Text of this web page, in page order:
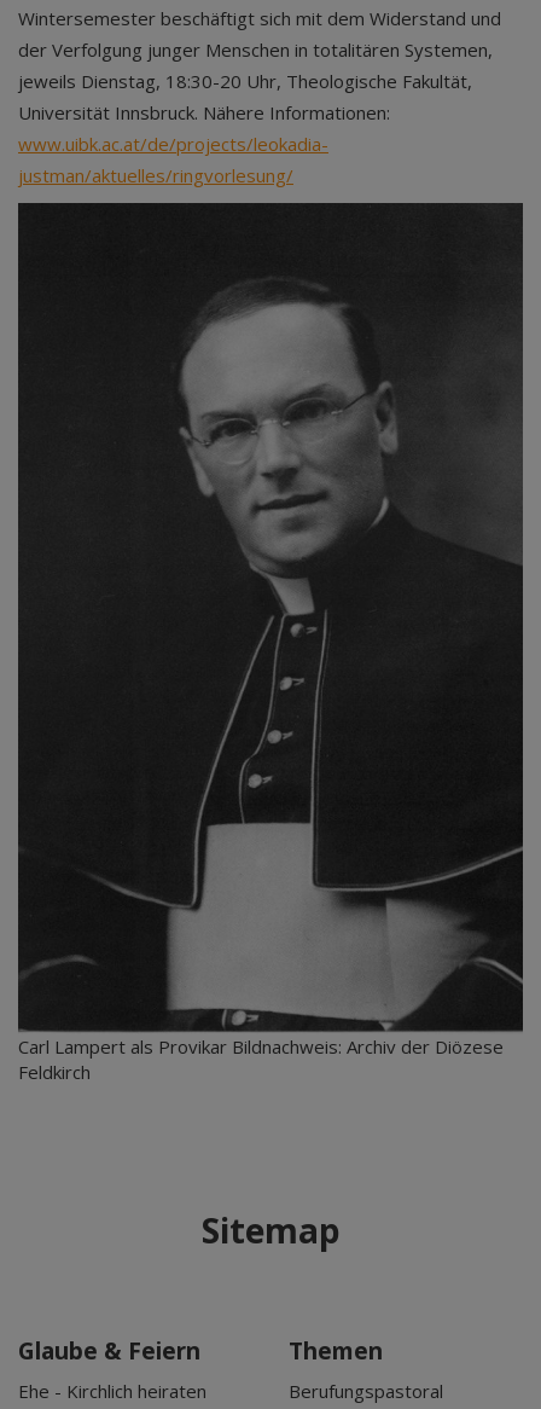
Wintersemester beschäftigt sich mit dem Widerstand und
der Verfolgung junger Menschen in totalitären Systemen,
jeweils Dienstag, 18:30-20 Uhr, Theologische Fakultät,
Universität Innsbruck. Nähere Informationen:
www.uibk.ac.at/de/projects/leokadia-
justman/aktuelles/ringvorlesung/
Carl Lampert als Provikar Bildnachweis: Archiv der Diözese
Feldkirch
Sitemap
Glaube & Feiern
Ehe - Kirchlich heiraten
Themen
Berufungspastoral